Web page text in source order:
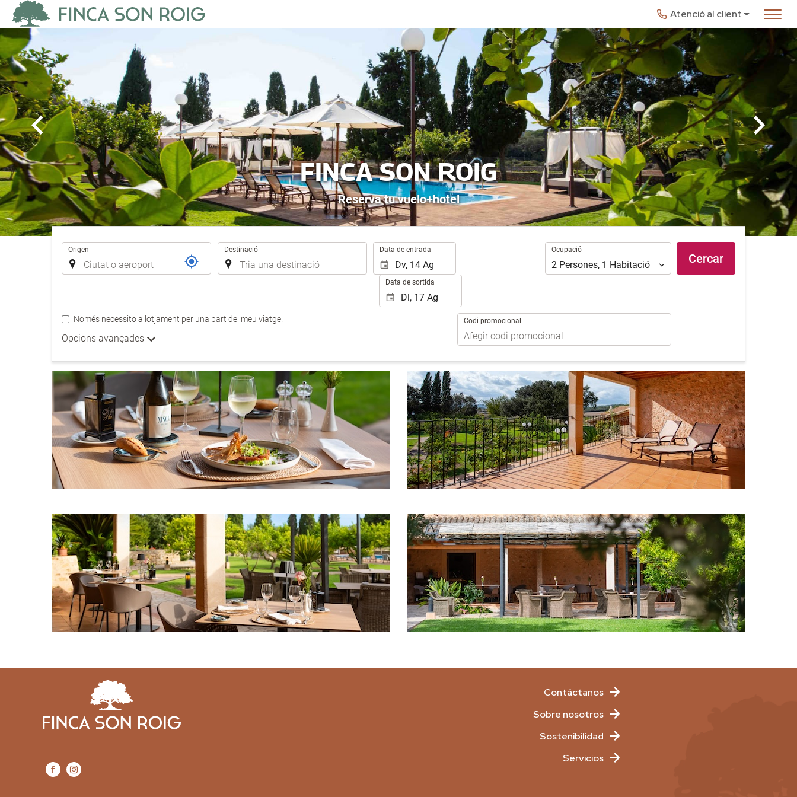
Atenció al client
FINCA SON ROIG
Reserva tu vuelo+hotel
Trajecte
Origen Destinació Data de entrada
Data de sortida
Ocupació
Ocupació
2 Persones, 1 Habitació
Codi promocional
Només necessito allotjament per una part del meu viatge.
Opcions avançades
Cercar
Contáctanos
Sobre nosotros
Sostenibilidad
Servicios